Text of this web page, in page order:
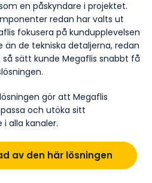
en påskyndare i projektet.
redan har valts ut
fokusera på kundupplevelsen
de tekniska detaljerna, redan
sätt kunde Megaflis snabbt få
gör att Megaflis
och utöka sitt
alla kanaler.
av den här lösningen